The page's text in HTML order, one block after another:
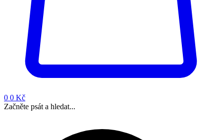
0 0 Kč
Začněte psát a hledat...